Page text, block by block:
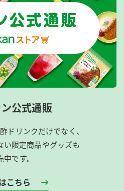
公式通販
ドリンクだけでなく、
い限定商品やグッズも
中です。
こちら